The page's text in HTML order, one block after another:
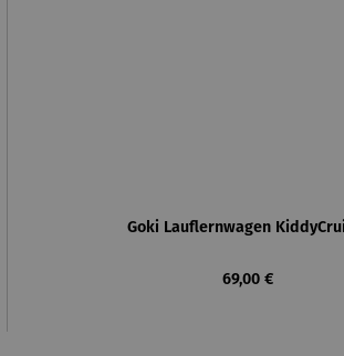
Goki Lauflernwagen
Regulärer Preis:
69,00 €